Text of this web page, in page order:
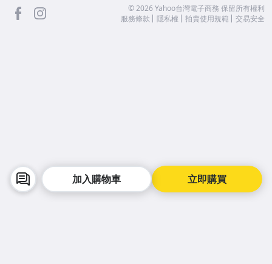
立即購買
加入購物車
facebook ©2026 Yahoo台灣電子商務 保留所有權利
服務條款
隱私權 拍賣使用規範 交易安全